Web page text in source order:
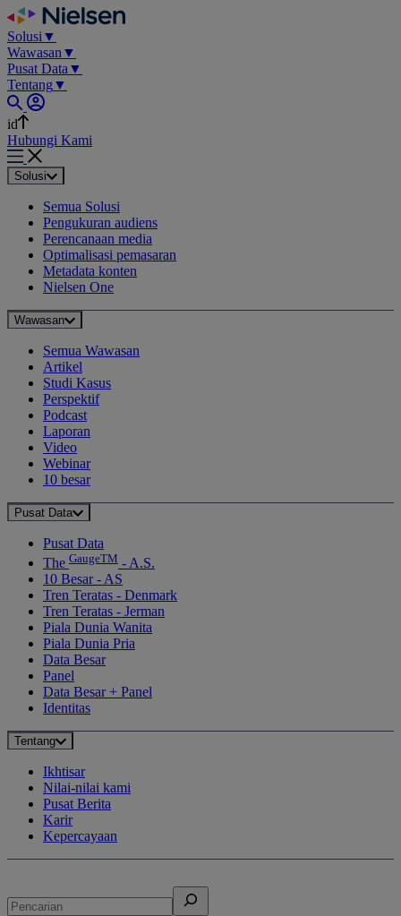
Skip
to
content
Solusi ▼
Wawasan ▼
Pusat Data ▼
Tentang ▼
id
Hubungi Kami
Solusi
Semua Solusi
Pengukuran audiens
Perencanaan media
Optimalisasi pemasaran
Metadata konten
Nielsen One
Wawasan
Semua Wawasan
Artikel
Studi Kasus
Perspektif
Podcast
Laporan
Video
Webinar
10 besar
Pusat Data
Pusat Data
The GaugeTM - A.S.
10 Besar - AS
Tren Teratas - Denmark
Tren Teratas - Jerman
Piala Dunia Wanita
Piala Dunia Pria
Data Besar
Panel
Data Besar + Panel
Identitas
Tentang
Ikhtisar
Nilai-nilai kami
Pusat Berita
Karir
Kepercayaan